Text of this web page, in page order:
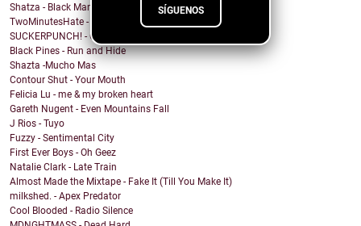
SÍGUENOS
Shatza - Black Mamba
TwoMinutesHate - 2249 Days
SUCKERPUNCH! - Game Time
Black Pines - Run and Hide
Shazta -Mucho Mas
Contour Shut - Your Mouth
Felicia Lu - me & my broken heart
Gareth Nugent - Even Mountains Fall
J Rios - Tuyo
Fuzzy - Sentimental City
First Ever Boys - Oh Geez
Natalie Clark - Late Train
Almost Made the Mixtape - Fake It (Till You Make It)
milkshed. - Apex Predator
Cool Blooded - Radio Silence